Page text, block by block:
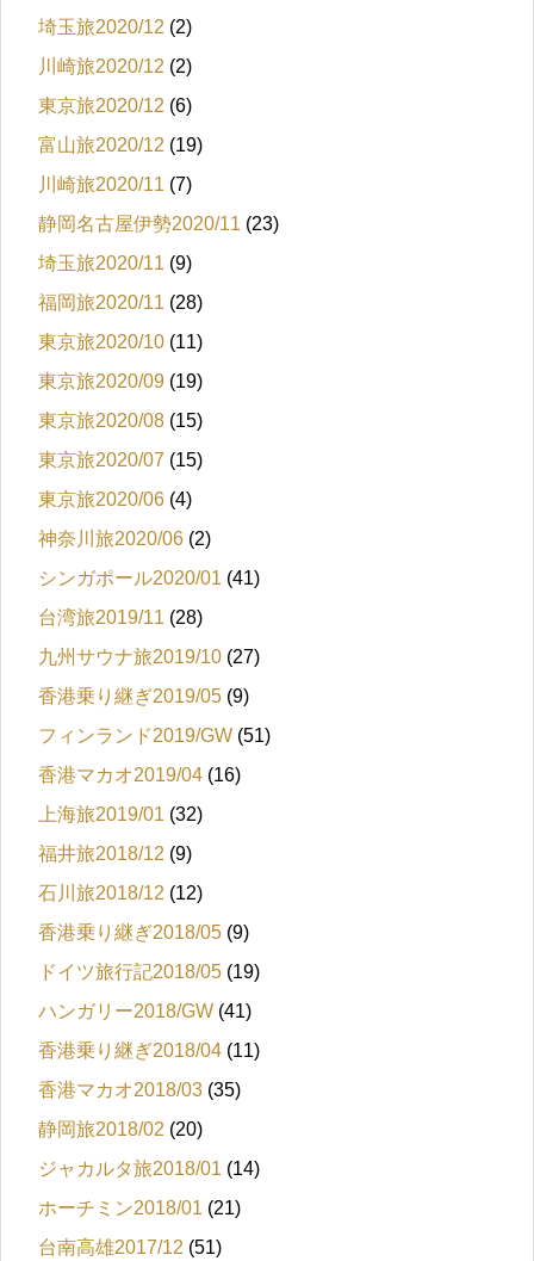
埼玉旅2020/12 (2)
川崎旅2020/12 (2)
東京旅2020/12 (6)
富山旅2020/12 (19)
川崎旅2020/11 (7)
静岡名古屋伊勢2020/11 (23)
埼玉旅2020/11 (9)
福岡旅2020/11 (28)
東京旅2020/10 (11)
東京旅2020/09 (19)
東京旅2020/08 (15)
東京旅2020/07 (15)
東京旅2020/06 (4)
神奈川旅2020/06 (2)
シンガポール2020/01 (41)
台湾旅2019/11 (28)
九州サウナ旅2019/10 (27)
香港乗り継ぎ2019/05 (9)
フィンランド2019/GW (51)
香港マカオ2019/04 (16)
上海旅2019/01 (32)
福井旅2018/12 (9)
石川旅2018/12 (12)
香港乗り継ぎ2018/05 (9)
ドイツ旅行記2018/05 (19)
ハンガリー2018/GW (41)
香港乗り継ぎ2018/04 (11)
香港マカオ2018/03 (35)
静岡旅2018/02 (20)
ジャカルタ旅2018/01 (14)
ホーチミン2018/01 (21)
台南高雄2017/12 (51)